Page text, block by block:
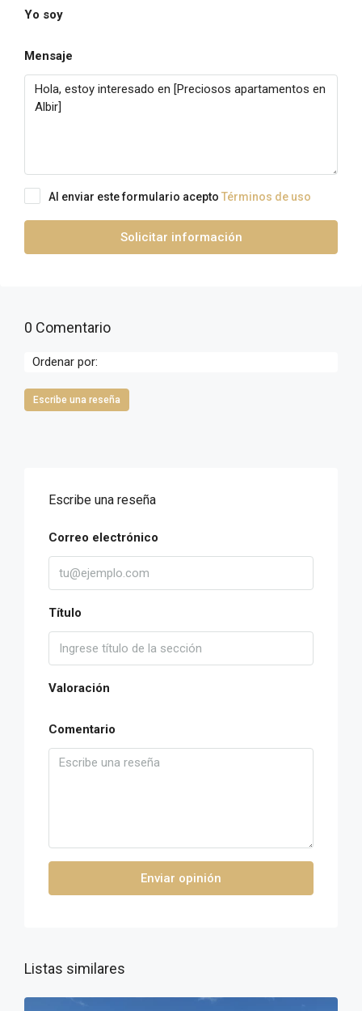
Yo soy
Mensaje
Al enviar este formulario acepto Términos de uso
Solicitar información
0 Comentario
Ordenar por:
Escribe una reseña
Escribe una reseña
Correo electrónico
Título
Valoración
Comentario
Enviar opinión
Listas similares